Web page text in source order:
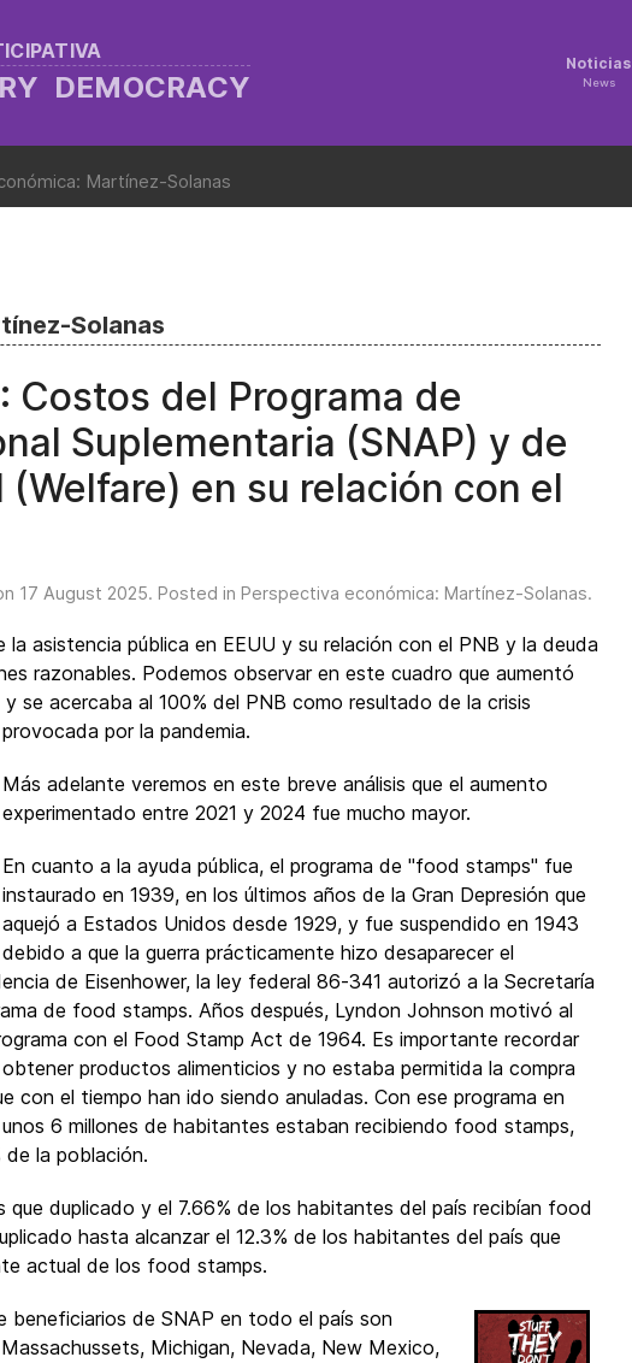
DEMOCRACY
Noticias
News
Martínez-Solanas
Solanas
Costos del Programa de
Suplementaria (SNAP) y de
en su relación con el
17 August 2025. Posted in Perspectiva económica: Martínez-Solanas.
asistencia pública en EEUU y su relación con el PNB y la deuda
razonables. Podemos observar en este cuadro que aumentó
se acercaba al 100% del PNB como resultado de la crisis
provocada por la pandemia.
Más adelante veremos en este breve análisis que el aumento
experimentado entre 2021 y 2024 fue mucho mayor.
En cuanto a la ayuda pública, el programa de "food stamps" fue
instaurado en 1939, en los últimos años de la Gran Depresión que
aquejó a Estados Unidos desde 1929, y fue suspendido en 1943
debido a que la guerra prácticamente hizo desaparecer el
de Eisenhower, la ley federal 86-341 autorizó a la Secretaría
de food stamps. Años después, Lyndon Johnson motivó al
con el Food Stamp Act de 1964. Es importante recordar
productos alimenticios y no estaba permitida la compra
con el tiempo han ido siendo anuladas. Con ese programa en
6 millones de habitantes estaban recibiendo food stamps,
de la población.
que duplicado y el 7.66% de los habitantes del país recibían food
hasta alcanzar el 12.3% de los habitantes del país que
actual de los food stamps.
de SNAP en todo el país son
Michigan, Nevada, New Mexico,